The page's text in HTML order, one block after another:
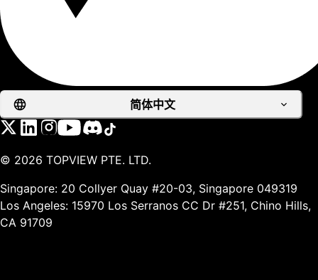
简体中文
© 2026 TOPVIEW PTE. LTD.
Singapore: 20 Collyer Quay #20-03, Singapore 049319
Los Angeles: 15970 Los Serranos CC Dr #251, Chino Hills,
CA 91709